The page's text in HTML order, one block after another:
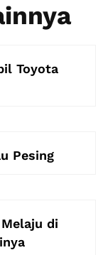
Toyota
Pesing
di